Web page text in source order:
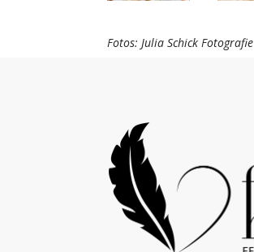
Fotos: Julia Schick Fotografie